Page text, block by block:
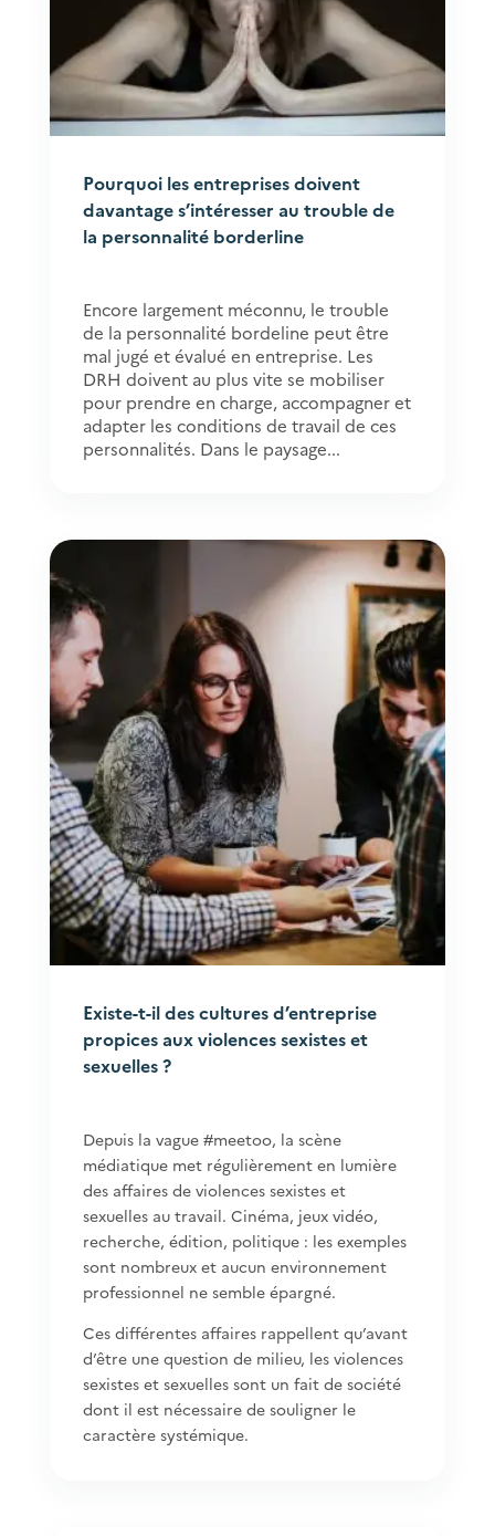
Pourquoi les entreprises doivent
davantage s’intéresser au trouble de
la personnalité borderline
Encore largement méconnu, le trouble
de la personnalité bordeline peut être
mal jugé et évalué en entreprise. Les
DRH doivent au plus vite se mobiliser
pour prendre en charge, accompagner et
adapter les conditions de travail de ces
personnalités. Dans le paysage...
Existe-t-il des cultures d’entreprise
propices aux violences sexistes et
sexuelles ?
Depuis la vague #meetoo, la scène
médiatique met régulièrement en lumière
des affaires de violences sexistes et
sexuelles au travail. Cinéma, jeux vidéo,
recherche, édition, politique : les exemples
sont nombreux et aucun environnement
professionnel ne semble épargné.
Ces différentes affaires rappellent qu’avant
d’être une question de milieu, les violences
sexistes et sexuelles sont un fait de société
dont il est nécessaire de souligner le
caractère systémique.